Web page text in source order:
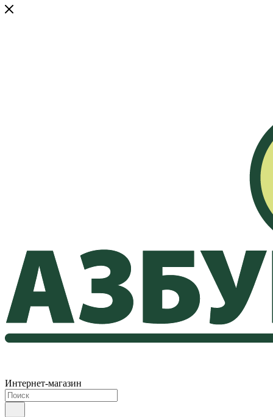
Интернет-магазин